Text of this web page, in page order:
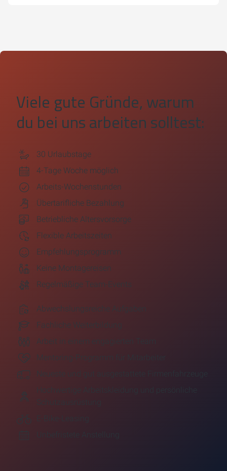
Viele gute Gründe, warum
du bei uns arbeiten solltest:
30 Urlaubstage
4-Tage Woche möglich
Arbeits-Wochenstunden
Übertarifliche Bezahlung
Betriebliche Altersvorsorge
Flexible Arbeitszeiten
Empfehlungsprogramm
Keine Montagereisen
Regelmäßige Team-Events
Abwechslungsreiche Aufgaben
Fachliche Weiterbildung
Arbeit in einem engagierten Team
Mentoring-Programm für Mitarbeiter
Neueste und gut ausgestattete Firmenfahrzeuge
Hochwertige Arbeitskleidung und persönliche
Schutzausrüstung